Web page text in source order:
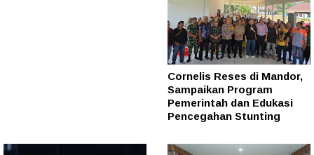
Cornelis Reses di Mandor,
Sampaikan Program
Pemerintah dan Edukasi
Pencegahan Stunting